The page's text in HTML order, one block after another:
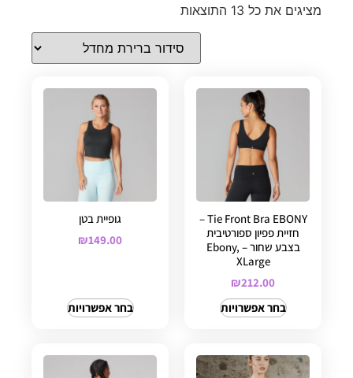
מציגים את כל ⁦13⁩ התוצאות
Tie Front Bra EBONY –
חזיית פפיון ספורטיבית
בצבע שחור – Ebony,
XLarge
₪212.00
בחר אפשרויות
גופיית בטן
₪149.00
בחר אפשרויות